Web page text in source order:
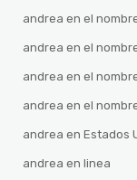
andrea en el
andrea en el
andrea en el
andrea en el
andrea en Estados
andrea en linea